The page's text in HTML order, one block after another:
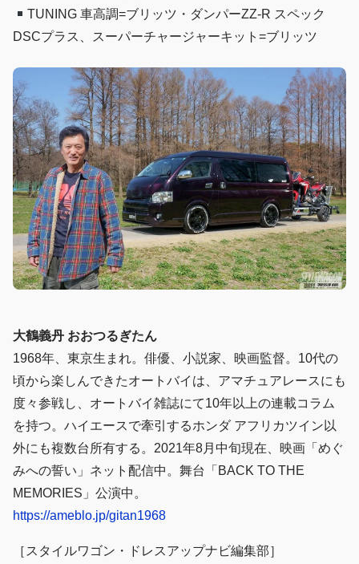
TUNING 車高調=ブリッツ・ダンパーZZ-R スペック
DSCプラス、スーパーチャージャーキット=ブリッツ
大鶴義丹 おおつるぎたん
1968年、東京生まれ。俳優、小説家、映画監督。10代の
頃から楽しんできたオートバイは、アマチュアレースにも
度々参戦し、オートバイ雑誌にて10年以上の連載コラム
を持つ。ハイエースで牽引するホンダ アフリカツイン以
外にも複数台所有する。2021年8月中旬現在、映画「めぐ
みへの誓い」ネット配信中。舞台「BACK TO THE
MEMORIES」公演中。
https://ameblo.jp/gitan1968
［スタイルワゴン・ドレスアップナビ編集部］